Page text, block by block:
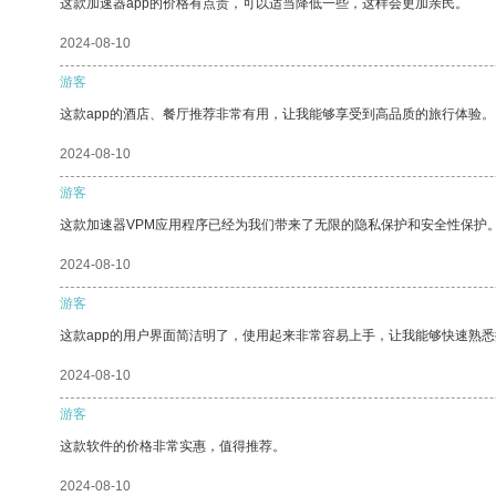
这款加速器app的价格有点贵，可以适当降低一些，这样会更加亲民。
2024-08-10
游客
这款app的酒店、餐厅推荐非常有用，让我能够享受到高品质的旅行体验。
2024-08-10
游客
这款加速器VPM应用程序已经为我们带来了无限的隐私保护和安全性保护。
2024-08-10
游客
这款app的用户界面简洁明了，使用起来非常容易上手，让我能够快速熟悉
2024-08-10
游客
这款软件的价格非常实惠，值得推荐。
2024-08-10